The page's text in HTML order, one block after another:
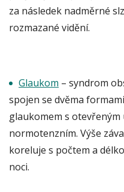
za následek nadměrné
rozmazané vidění.
Glaukom – syndrom
spojen se dvěma
glaukomem s
normotenzním. Výše
koreluje s počtem a
noci.